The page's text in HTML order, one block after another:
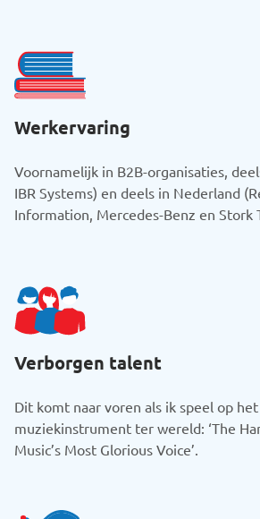
Werkervaring
Voornamelijk in B2B-organisaties,
IBR Systems) en deels in Nederland
Information, Mercedes-Benz en Stork
Verborgen talent
Dit komt naar voren als ik speel op
muziekinstrument ter wereld: ‘The
Music’s Most Glorious Voice’.